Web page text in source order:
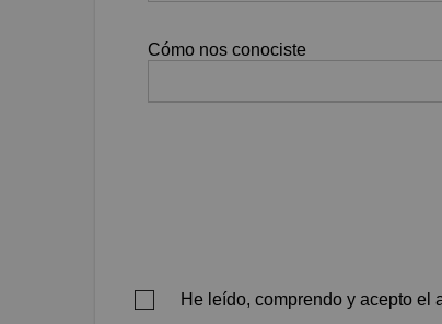
Cómo nos conociste
He leído, comprendo y acepto el